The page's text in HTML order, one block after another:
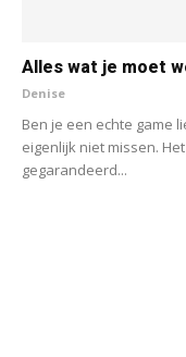
Alles wat je moet
Denise
Ben je een echte game
eigenlijk niet missen.
gegarandeerd...